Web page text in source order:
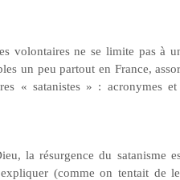
volontaires ne se limite pas à
un peu partout en France,
« satanistes » : acronymes
la résurgence du satanisme
(comme on tentait de